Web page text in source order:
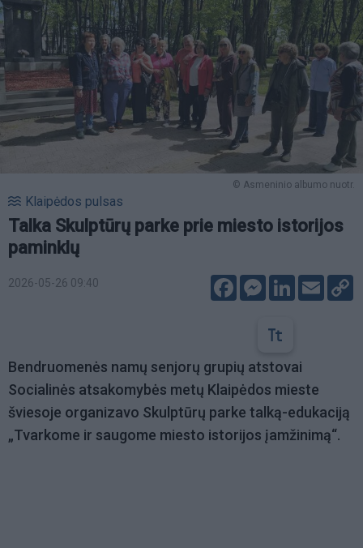
© Asmeninio albumo nuotr.
Klaipėdos pulsas
Talka Skulptūrų parke prie miesto istorijos
paminklų
2026-05-26 09:40 FacebookMessenger
LinkedIn
Email
Bendruomenės namų senjorų grupių atstovai
Socialinės atsakomybės metų Klaipėdos mieste
šviesoje organizavo Skulptūrų parke talką-edukaciją
„Tvarkome ir saugome miesto istorijos įamžinimą“.